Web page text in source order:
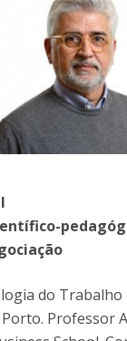
do Trabalho
Professor